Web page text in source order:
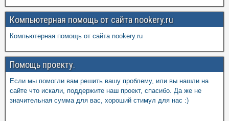
Компьютерная помощь от сайта nookery.ru
Компьютерная помощь от сайта nookery.ru
Помощь проекту.
Если мы помогли вам решить вашу проблему, или вы нашли на
сайте что искали, поддержите наш проект, спасибо. Да же не
значительная сумма для вас, хороший стимул для нас :)